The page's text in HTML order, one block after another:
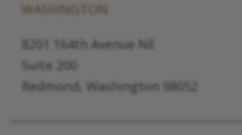
WASHINGTON
8201 164th Avenue NE
Suite 200
Redmond, Washington 98052